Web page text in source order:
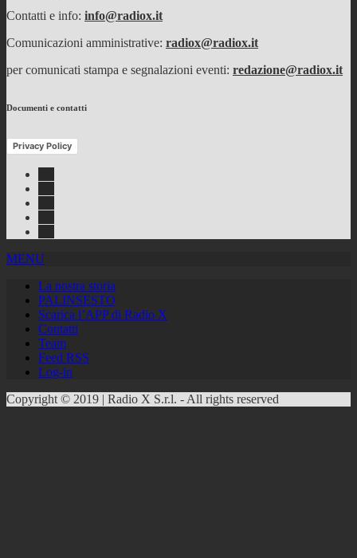
Contatti e info: info@radiox.it
Comunicazioni amministrative: radiox@radiox.it
per comunicati stampa e segnalazioni eventi: redazione@radiox.it
Documenti e contatti
Privacy Policy
MENU
La nostra storia
PALINSESTO
Scarica l’APP di Radio X
Contatti
Team
Feed RSS
Log-in
Copyright © 2019 | Radio X S.r.l. - All rights reserved